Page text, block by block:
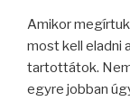
Amikor
most kell eladni
tartottátok. Nem
egyre jobban